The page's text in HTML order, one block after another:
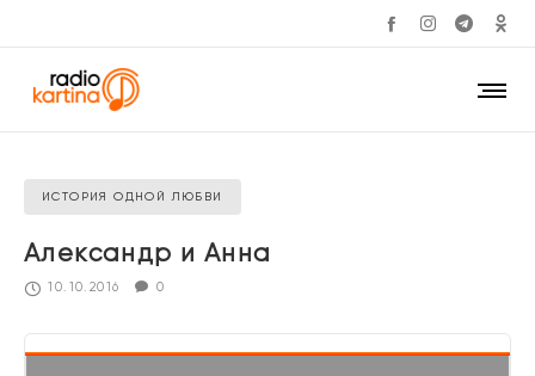
ИСТОРИЯ ОДНОЙ ЛЮБВИ
Александр и Анна
10.10.2016 0